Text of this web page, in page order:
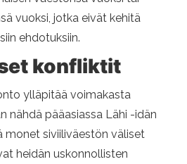
vuoksi, jotka eivät kehitä
ehdotuksiin.
konfliktit
ylläpitää voimakasta
nähdä pääasiassa Lähi -idän
monet siviiliväestön väliset
heidän uskonnollisten